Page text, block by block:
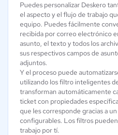
Puedes personalizar Deskero
el aspecto y el flujo de trabajo
equipo. Puedes fácilmente
recibida por correo electrónico
asunto, el texto y todos los
sus respectivos campos de
adjuntos.
Y el proceso puede
utilizando los filtro inteligentes
transforman automáticamente
ticket con propiedades
que les corresponde gracias a
configurables. Los filtros
trabajo por tí.